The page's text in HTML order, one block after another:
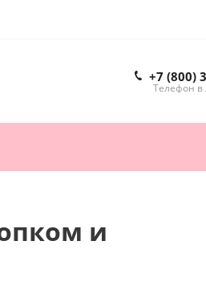
+7 (800)
Телефон в
и